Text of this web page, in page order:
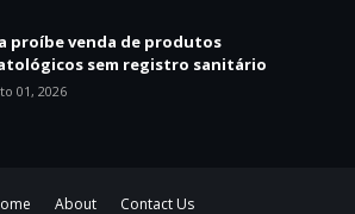
proíbe venda de produtos
sem registro sanitário
01, 2026
About Contact Us